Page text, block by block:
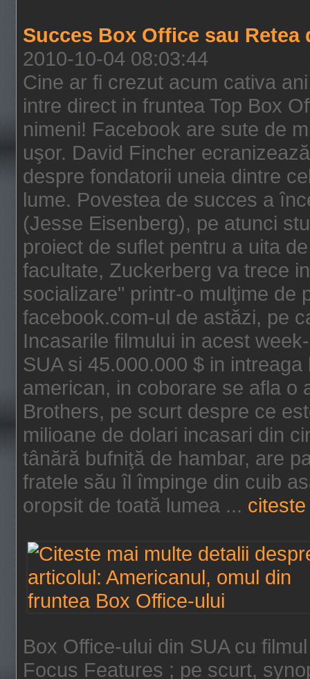
Succes Box Office sau Retea
2010-10-04 08:03:44
Cine ar fi crezut acum cativa
intre direct in fruntea Top Box
nimeni! Facebook are sute de
uşor. David Fincher
despre fondatorii uneia dintre
lume. Povestea de succes a
(Jesse Eisenberg), pe atunci
proiect de suflet pentru a uita
facultate, Zuckerberg va trece
socializare" printr-o mulţime de
facebook.com-ul de astăzi, pe
Incasarile filmului in acest
SUA si 45.000.000 $ in
american, in coborare se afla o
Brothers, pe scurt despre ce
milioane de dolari incasari din
tânără bufniţă de hambar, are
fratele său îl împinge din cuib
oropsit de toată lumea ...
Box Office-ului din SUA cu
Focus Features ; pe scurt,